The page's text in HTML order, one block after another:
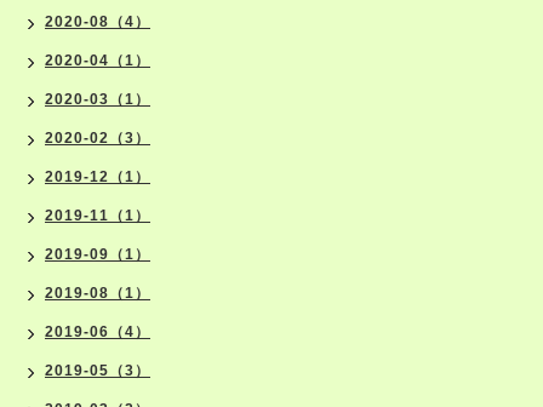
2020-08（4）
2020-04（1）
2020-03（1）
2020-02（3）
2019-12（1）
2019-11（1）
2019-09（1）
2019-08（1）
2019-06（4）
2019-05（3）